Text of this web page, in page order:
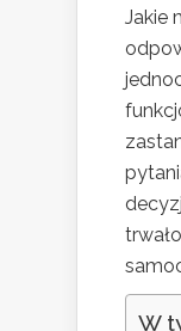
Jakie
W